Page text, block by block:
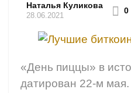
Наталья Куликова
28.06.2021
0
«День пиццы» в
датирован 22-м